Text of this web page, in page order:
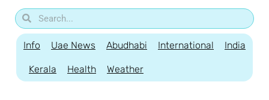
Info Uae News Abudhabi International India
Kerala Health Weather